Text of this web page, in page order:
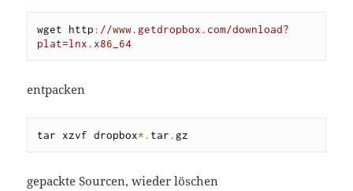
wget http: //www.getdropbox.com/download?
plat=lnx.x86_64
entpacken
tar xzvf dropbox*. tar . gz
gepackte Sourcen, wieder löschen